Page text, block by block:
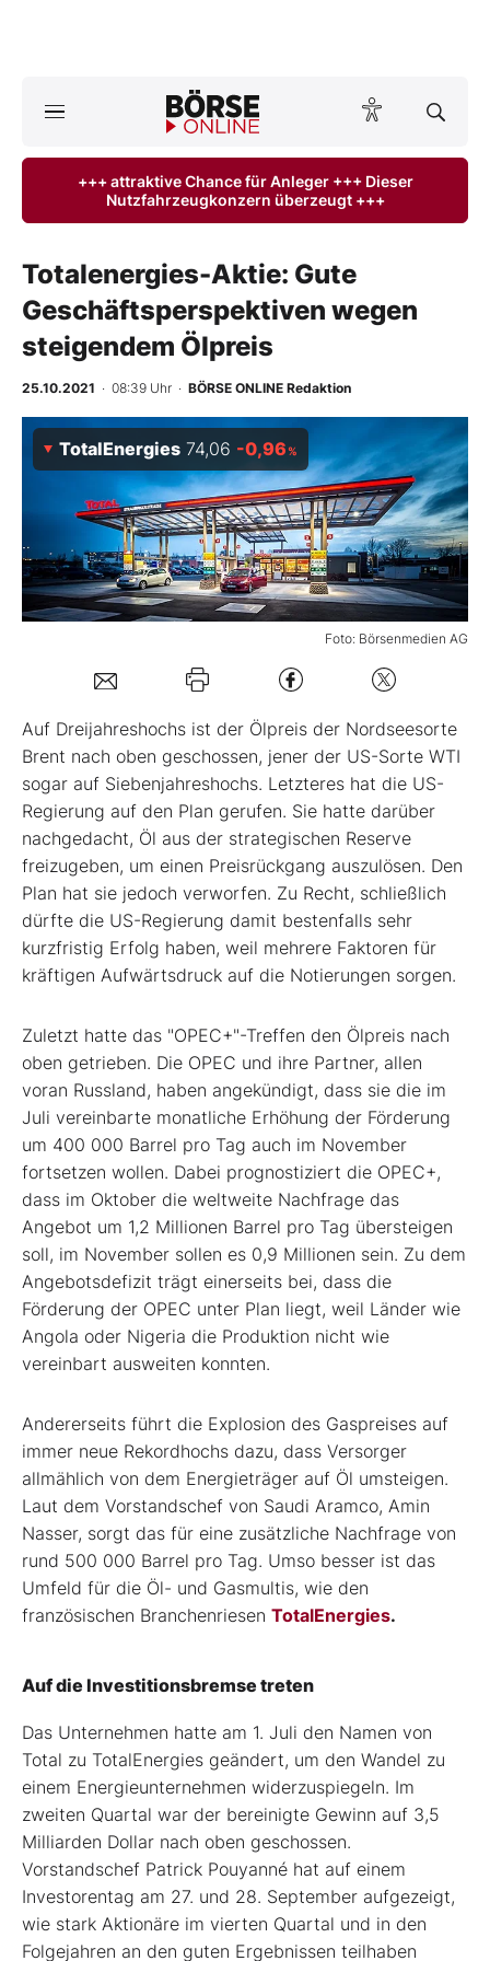
ktuelle Ausgabe BÖRSE ONLINE lesen
Anlageprodukte
Finanz-Check
Abo & Shop
BO-Musterdepots
Experten
Mein B:O
Mein Konto
Folgen Sie uns
Kontakt
+++ attraktive Chance für Anleger +++ Dieser
Nutzfahrzeugkonzern überzeugt +++
Totalenergies-Aktie: Gute
Geschäftsperspektiven wegen
steigendem Ölpreis
25.10.2021 · 08:39 Uhr · BÖRSE ONLINE Redaktion
Foto: Börsenmedien AG
TotalEnergies 74,06 -0,96%
Auf Dreijahreshochs ist der Ölpreis der Nordseesorte
Brent nach oben geschossen, jener der US-Sorte WTI
sogar auf Siebenjahreshochs. Letzteres hat die US-
Regierung auf den Plan gerufen. Sie hatte darüber
nachgedacht, Öl aus der strategischen Reserve
freizugeben, um einen Preisrückgang auszulösen. Den
Plan hat sie jedoch verworfen. Zu Recht, schließlich
dürfte die US-Regierung damit bestenfalls sehr
kurzfristig Erfolg haben, weil mehrere Faktoren für
kräftigen Aufwärtsdruck auf die Notierungen sorgen.
Zuletzt hatte das "OPEC+"-Treffen den Ölpreis nach
oben getrieben. Die OPEC und ihre Partner, allen
voran Russland, haben angekündigt, dass sie die im
Juli vereinbarte monatliche Erhöhung der Förderung
um 400 000 Barrel pro Tag auch im November
fortsetzen wollen. Dabei prognostiziert die OPEC+,
dass im Oktober die weltweite Nachfrage das
Angebot um 1,2 Millionen Barrel pro Tag übersteigen
soll, im November sollen es 0,9 Millionen sein. Zu dem
Angebotsdefizit trägt einerseits bei, dass die
Förderung der OPEC unter Plan liegt, weil Länder wie
Angola oder Nigeria die Produktion nicht wie
vereinbart ausweiten konnten.
Andererseits führt die Explosion des Gaspreises auf
immer neue Rekordhochs dazu, dass Versorger
allmählich von dem Energieträger auf Öl umsteigen.
Laut dem Vorstandschef von Saudi Aramco, Amin
Nasser, sorgt das für eine zusätzliche Nachfrage von
rund 500 000 Barrel pro Tag. Umso besser ist das
Umfeld für die Öl- und Gasmultis, wie den
französischen Branchenriesen TotalEnergies.
Auf die Investitionsbremse treten
Das Unternehmen hatte am 1. Juli den Namen von
Total zu TotalEnergies geändert, um den Wandel zu
einem Energieunternehmen widerzuspiegeln. Im
zweiten Quartal war der bereinigte Gewinn auf 3,5
Milliarden Dollar nach oben geschossen.
Vorstandschef Patrick Pouyanné hat auf einem
Investorentag am 27. und 28. September aufgezeigt,
wie stark Aktionäre im vierten Quartal und in den
Folgejahren an den guten Ergebnissen teilhaben